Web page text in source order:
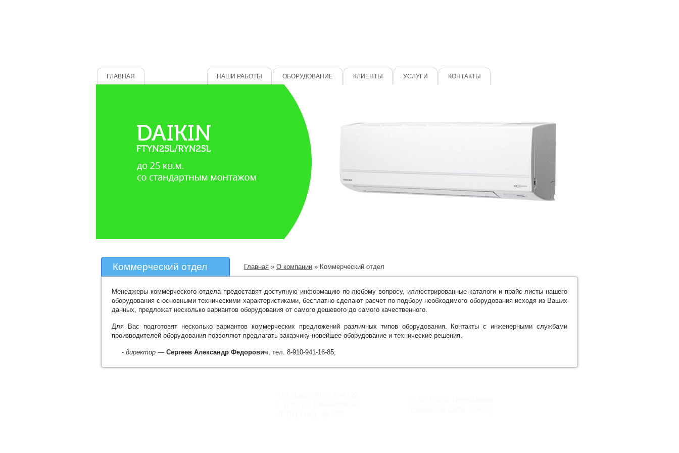
ГЛАВНАЯ НАШИ РАБОТЫ ОБОРУДОВАНИЕ КЛИЕНТЫ УСЛУГИ КОНТАКТЫ
Коммерческий отдел Главная » О компании » Коммерческий отдел
Менеджеры коммерческого отдела предоставят доступную информацию по любому вопросу, иллюстрированные каталоги и прайс-листы нашего
оборудования с основными техническими характеристиками, бесплатно сделают расчет по подбору необходимого оборудования исходя из Ваших
данных, предложат несколько вариантов оборудования от самого дешевого до самого качественного.
Для Вас подготовят несколько вариантов коммерческих предложений различных типов оборудования. Контакты с инженерными службами
производителей оборудования позволяют предлагать заказчику новейшее оборудование и технические решения.
- директор — Сергеев Александр Федорович, тел. 8-910-941-16-85;